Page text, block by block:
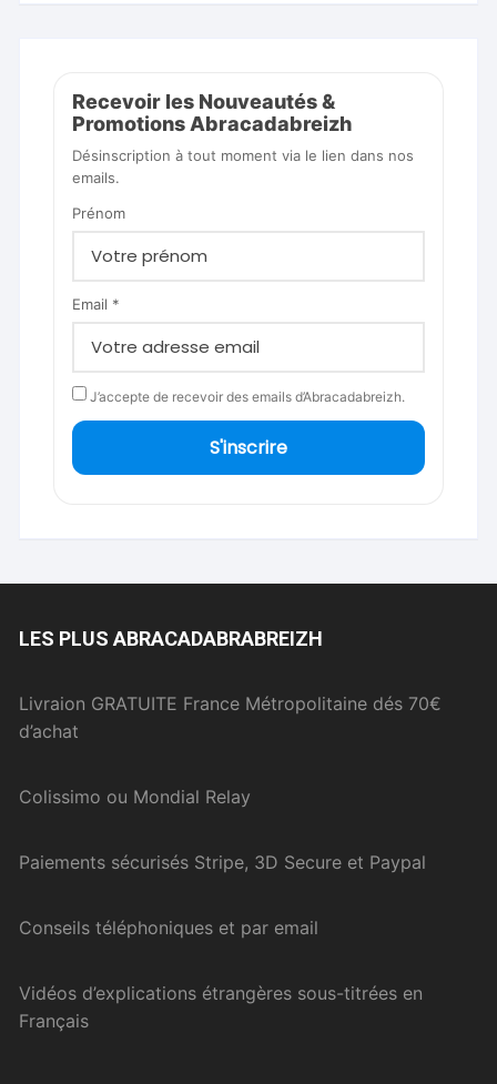
Recevoir les Nouveautés &
Promotions Abracadabreizh
Désinscription à tout moment via le lien dans nos
emails.
Prénom
Email *
J’accepte de recevoir des emails d’Abracadabreizh.
S'inscrire
LES PLUS ABRACADABRABREIZH
Livraion GRATUITE France Métropolitaine dés 70€
d’achat
Colissimo ou Mondial Relay
Paiements sécurisés Stripe, 3D Secure et Paypal
Conseils téléphoniques et par email
Vidéos d’explications étrangères sous-titrées en
Français